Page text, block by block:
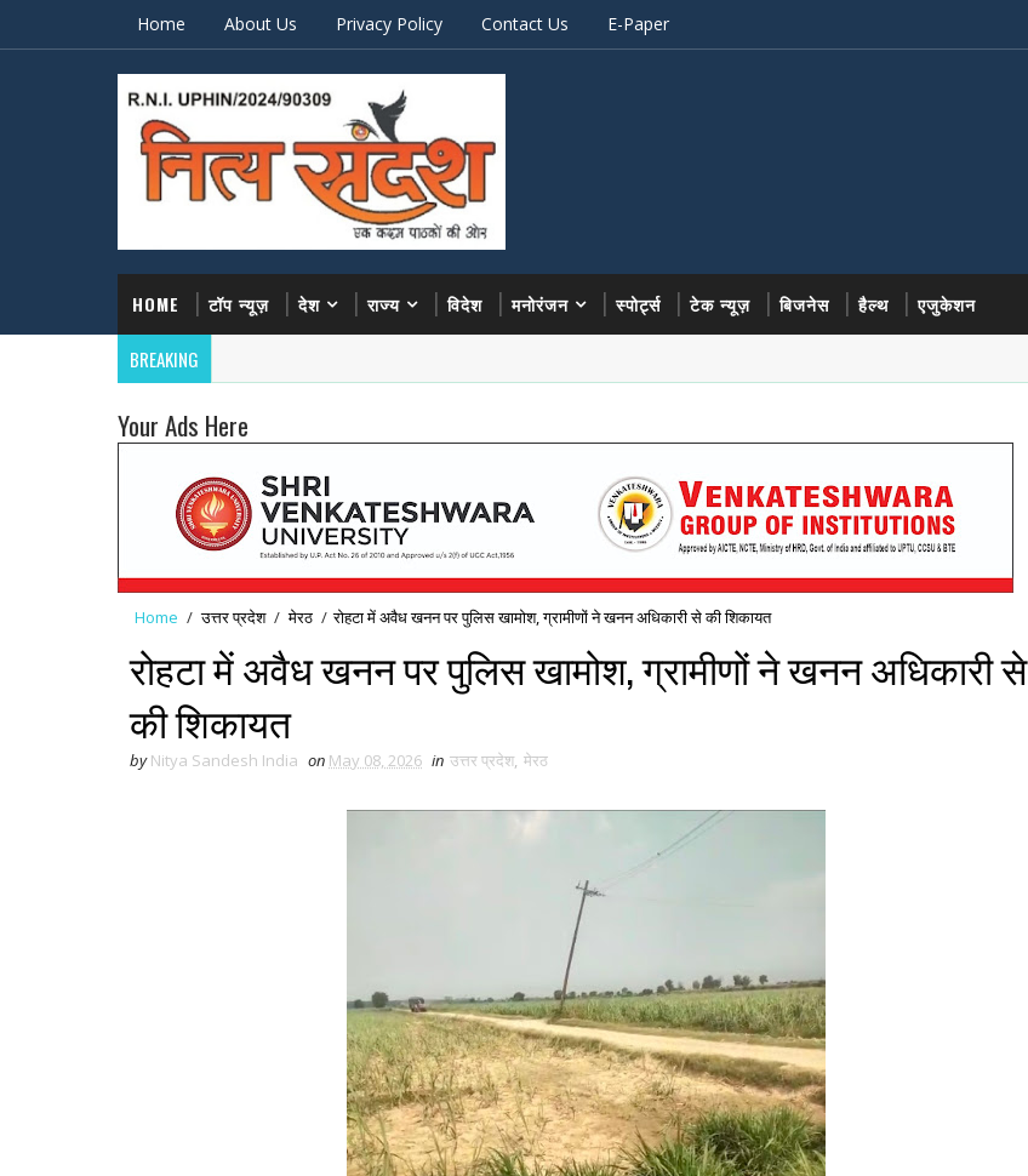
Home About Us Privacy Policy Contact Us E-Paper
HOME टॉप न्यूज़ देश राज्य विदेश मनोरंजन स्पोर्ट्स टेक न्यूज़ बिजनेस हैल्थ एजुकेशन
BREAKING
Your Ads Here
Home / उत्तर प्रदेश / मेरठ / रोहटा में अवैध खनन पर पुलिस खामोश, ग्रामीणों ने खनन अधिकारी से की शिकायत
रोहटा में अवैध खनन पर पुलिस खामोश, ग्रामीणों ने खनन अधिकारी से
की शिकायत
by Nitya Sandesh India on May 08, 2026 in उत्तर प्रदेश, मेरठ